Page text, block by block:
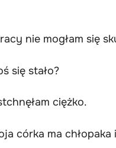
nie mogłam się
się stało?
ciężko.
córka ma